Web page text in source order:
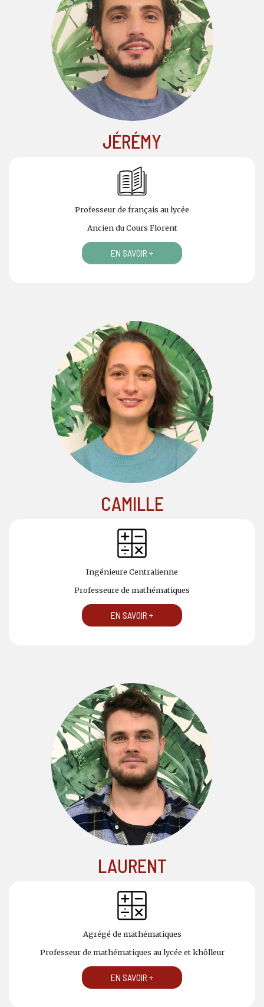
JÉRÉMY
Professeur de français au lycée
Ancien du Cours Florent
EN SAVOIR +
CAMILLE
Ingénieure Centralienne
Professeure de mathématiques
EN SAVOIR +
LAURENT
Agrégé de mathématiques
Professeur de mathématiques au lycée et khôlleur
EN SAVOIR +